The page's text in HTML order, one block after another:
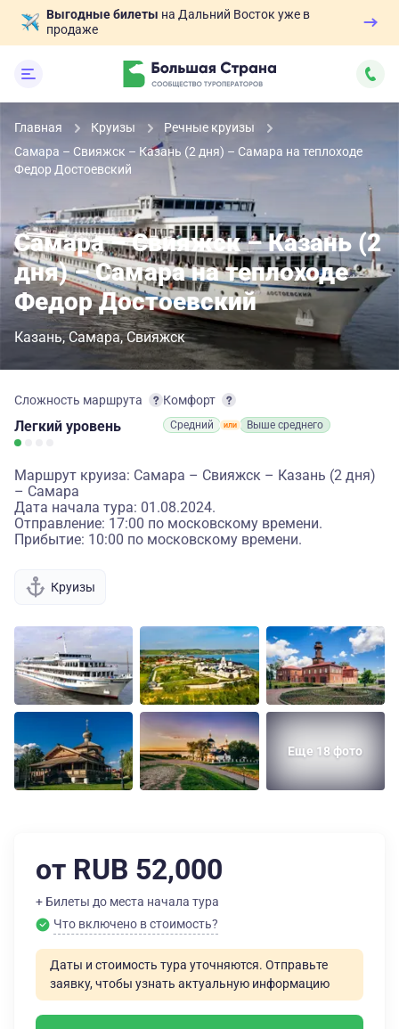
Выгодные билеты на Дальний Восток уже в
продаже
Главная Круизы
Речные круизы
Самара – Свияжск – Казань (2 дня) – Самара на теплоходе
Федор Достоевский
Самара – Свияжск – Казань (2
дня) – Самара на теплоходе
Федор Достоевский
Казань Самара Свияжск
Сложность маршрута
Легкий уровень
Комфорт
Средний Выше среднего
Маршрут круиза: Самара – Свияжск – Казань (2 дня)
– Самара
Дата начала тура: 01.08.2024.
Отправление: 17:00 по московскому времени.
Прибытие: 10:00 по московскому времени.
Круизы
Еще 18 фото
от RUB 52,000
+ Билеты до места начала тура
Что включено в стоимость?
Даты и стоимость тура уточняются. Отправьте
заявку, чтобы узнать актуальную информацию